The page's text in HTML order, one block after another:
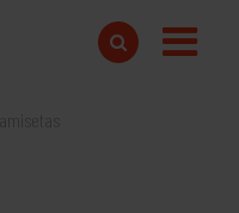
Camisetas